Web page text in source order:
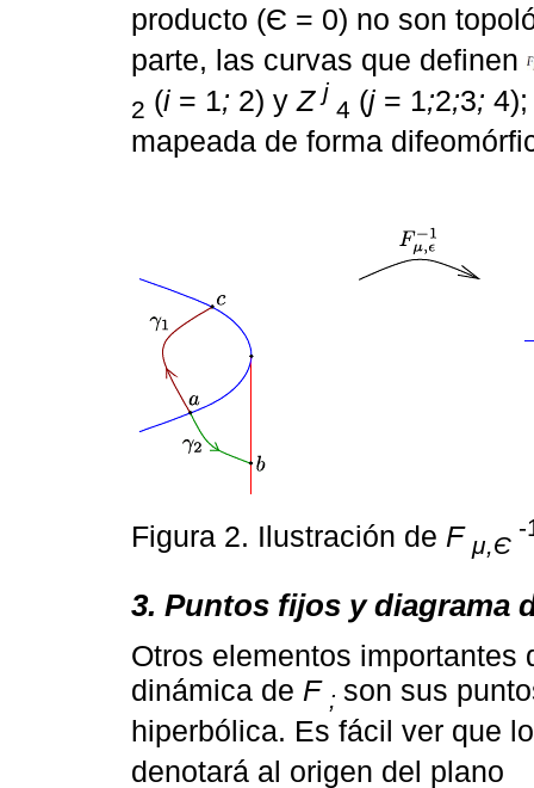
producto (Є = 0) no son
parte, las curvas que definen
2 (i = 1; 2) yZ j
4 (j = 1;2;3;
mapeada de forma
Figura 2. Ilustración de F μ,Є
-
3. Puntos fijos y diagrama
Otros elementos
dinámica de F ; son sus
hiperbólica. Es fácil ver que
denotará al origen del plano